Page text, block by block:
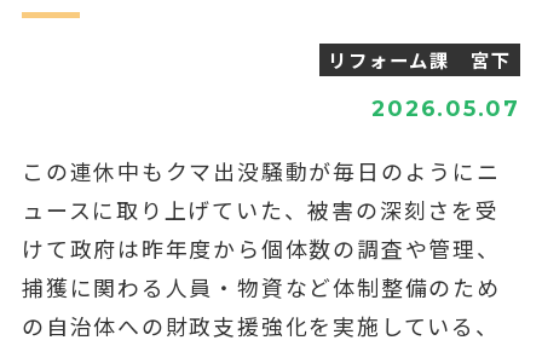
リフォーム課 宮下
2026.05.07
この連休中もクマ出没騒動が毎日のようにニ
ュースに取り上げていた、被害の深刻さを受
けて政府は昨年度から個体数の調査や管理、
捕獲に関わる人員・物資など体制整備のため
の自治体への財政支援強化を実施している、